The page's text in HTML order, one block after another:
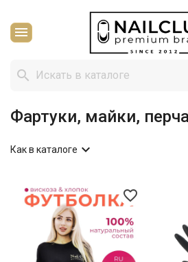


Фартуки, майки,
Как в каталоге 
favorite_border